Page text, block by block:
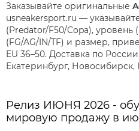
Заказывайте оригинальные
usneakersport.ru —
(Predator/F50/Copa), уровень
(FG/AG/IN/TF) и размер,
EU 36–50. Доставка по
Екатеринбург, Новосибирск,
Релиз ИЮНЯ 2026 -
мировую продажу в